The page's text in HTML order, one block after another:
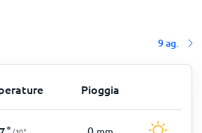
9 ag.
Pioggia
0